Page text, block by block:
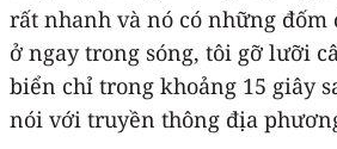
rất nhanh và nó có những đốm
ở ngay trong sóng, tôi gỡ lưỡi
biển chỉ trong khoảng 15 giây
nói với truyền thông địa